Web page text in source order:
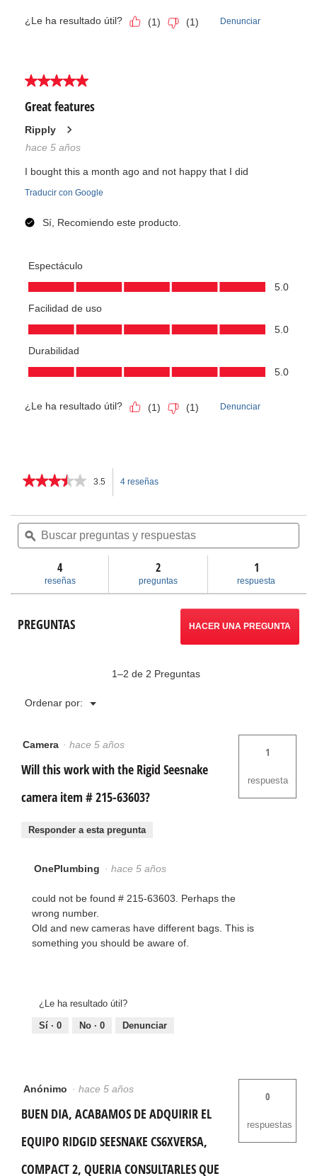
★★★★★
★★★★★
5
Leer
de
RIDGID®
3.5 4 reseñas
le
llevará
a
Buscar
preguntas
y
respuestas
ϙ
4
reseñas
2
preguntas
1
respuesta
PREGUNTAS HACER UNA PREGUNTA
1–2 de 2 Preguntas
Ordenar por: ▼
Menú
Camera · hace 5 años
Will this work with the Rigid Seesnake
camera item # 215-63603?
1
respuesta
Responder a esta pregunta
OnePlumbing · hace 5 años
could not be found # 215-63603. Perhaps the
wrong number.
Old and new cameras have different bags. This is
something you should be aware of.
¿Le ha resultado útil?
Sí · 0 No · 0 Denunciar
Anónimo · hace 5 años
BUEN DIA, ACABAMOS DE ADQUIRIR EL
EQUIPO RIDGID SEESNAKE CS6XVERSA,
COMPACT 2, QUERIA CONSULTARLES QUE
0
respuestas